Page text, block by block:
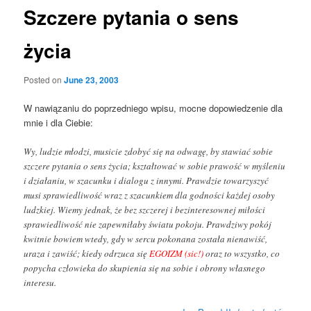
Szczere pytania o sens
życia
Posted onJune 23, 2003
W nawiązaniu do poprzedniego wpisu, mocne dopowiedzenie dla
mnie i dla Ciebie:
Wy, ludzie młodzi, musicie zdobyć się na odwagę, by stawiać sobie
szczere pytania o sens życia; kształtować w sobie prawość w myśleniu
i działaniu, w szacunku i dialogu z innymi. Prawdzie towarzyszyć
musi sprawiedliwość wraz z szacunkiem dla godności każdej osoby
ludzkiej. Wiemy jednak, że bez szczerej i bezinteresownej miłości
sprawiedliwość nie zapewniłaby światu pokoju. Prawdziwy pokój
kwitnie bowiem wtedy, gdy w sercu pokonana została nienawiść,
uraza i zawiść; kiedy odrzuca sięEGOIZM (sic!)oraz to wszystko, co
popycha człowieka do skupienia się na sobie i obrony własnego
interesu.